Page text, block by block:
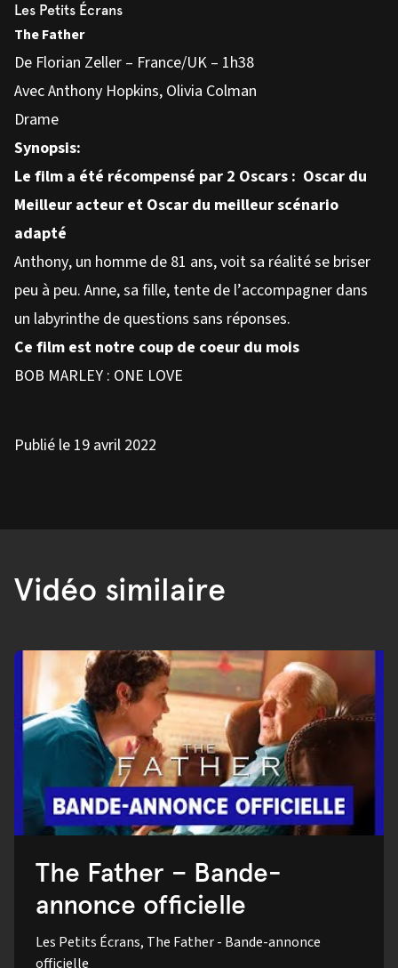
Les Petits Écrans
The Father
De Florian Zeller – France/UK – 1h38
Avec Anthony Hopkins, Olivia Colman
Drame
Synopsis:
Le film a été récompensé par 2 Oscars : Oscar du
Meilleur acteur et Oscar du meilleur scénario
adapté
Anthony, un homme de 81 ans, voit sa réalité se briser
peu à peu. Anne, sa fille, tente de l’accompagner dans
un labyrinthe de questions sans réponses.
Ce film est notre coup de coeur du mois
BOB MARLEY : ONE LOVE
Publié le 19 avril 2022
Vidéo similaire
The Father – Bande-
annonce officielle
Les Petits Écrans, The Father - Bande-annonce
officielle